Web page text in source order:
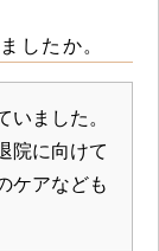
したか。
ました。
院に向けて
ケアなども